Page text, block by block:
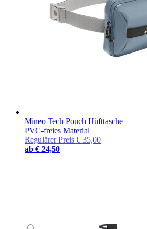
Mineo Tech Pouch Hüfttasche
PVC-freies Material
Regulärer Preis € 35,00
ab € 24,50